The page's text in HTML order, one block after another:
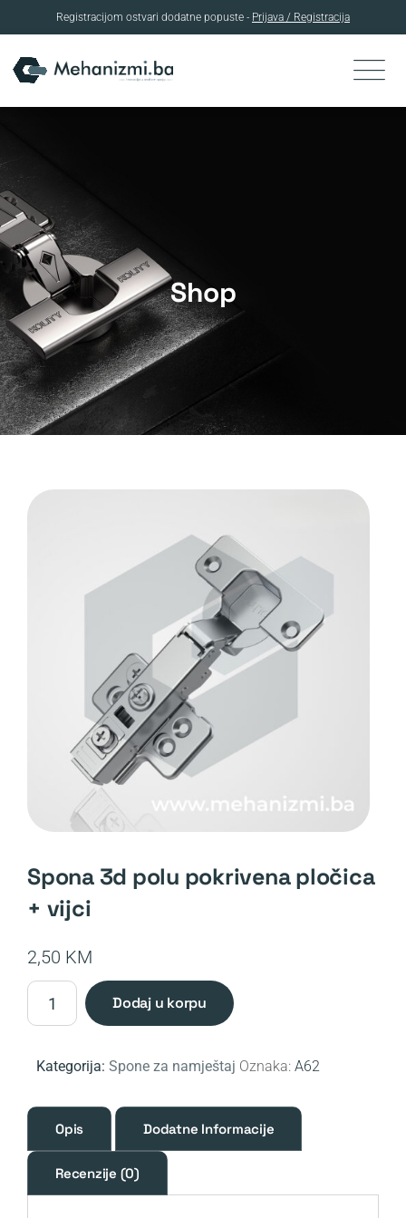
Skip
to
Registracijom ostvari dodatne popuste - Prijava / Registracija
Shop
spona 3d polu pokrivena pločica
+ vijci
2,50 KM
Spona
pokrivena
+
količina
dodaj u korpu
Kategorija: Spone za namještaj Oznaka: A62
Opis Dodatne Informacije
Recenzije (0)